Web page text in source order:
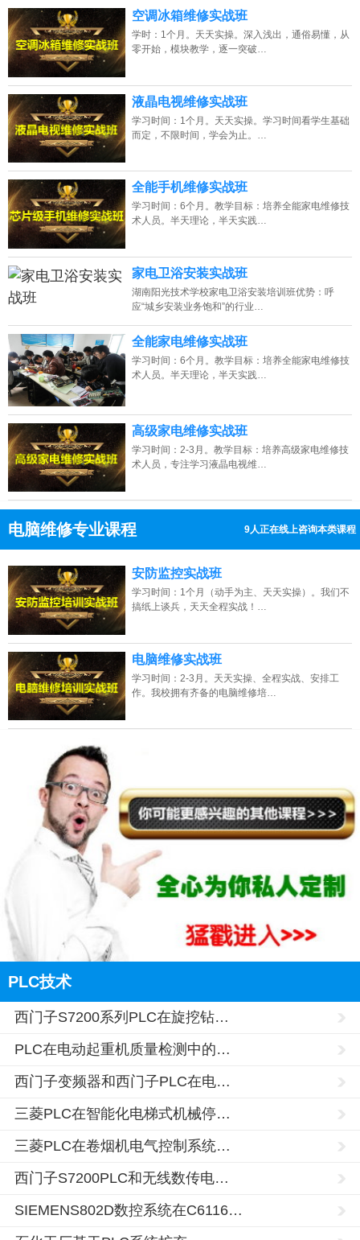
点击免费咨询电话：13807313137
空调冰箱维修实战班
学时：1个月。天天实操。深入浅出，通俗易懂，从
零开始，模块教学，逐一突破…
液晶电视维修实战班
学习时间：1个月。天天实操。学习时间看学生基础
而定，不限时间，学会为止。…
全能手机维修实战班
学习时间：6个月。教学目标：培养全能家电维修技
术人员。半天理论，半天实践…
家电卫浴安装实战班
湖南阳光技术学校家电卫浴安装培训班优势：呼
应“城乡安装业务饱和”的行业…
全能家电维修实战班
学习时间：6个月。教学目标：培养全能家电维修技
术人员。半天理论，半天实践…
高级家电维修实战班
学习时间：2-3月。教学目标：培养高级家电维修技
术人员，专注学习液晶电视维…
电脑维修专业课程 13人正在线上咨询本类课程
点击免费咨询电话：13807313137
安防监控实战班
学习时间：1个月（动手为主、天天实操）。我们不
搞纸上谈兵，天天全程实战！…
电脑维修实战班
学习时间：2-3月。天天实操、全程实战、安排工
作。我校拥有齐备的电脑维修培…
PLC技术
西门子S7200系列PLC在旋挖钻…
PLC在电动起重机质量检测中的…
西门子变频器和西门子PLC在电…
三菱PLC在智能化电梯式机械停…
三菱PLC在卷烟机电气控制系统…
西门子S7200PLC和无线数传电…
SIEMENS802D数控系统在C6116…
西藏的网友正进入本页访问